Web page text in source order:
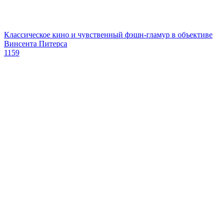
Классическое кино и чувственный фэшн-гламур в объективе
Винсента Питерса
1159